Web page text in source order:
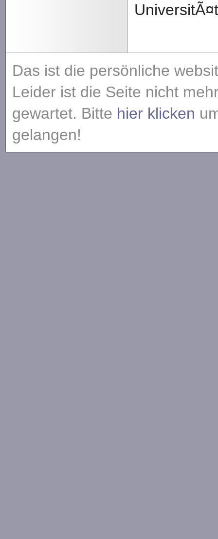
Das ist die persönliche
Leider ist die Seite nicht
gewartet. Bitte hier klicken
gelangen!